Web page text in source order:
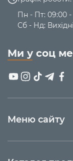
Меню сайту
Пн - Пт: 09:00 -
Сб - Нд:
Ми у соц